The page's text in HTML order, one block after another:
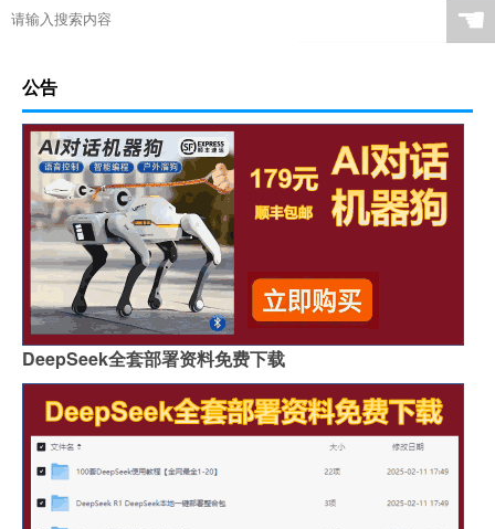
☚
公告
DeepSeek全套部署资料免费下载